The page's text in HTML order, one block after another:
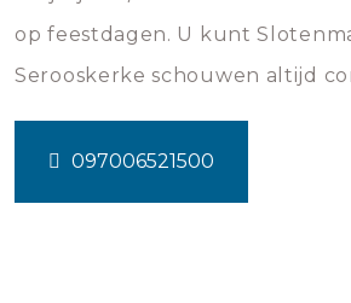
op feestdagen. U kunt
Serooskerke schouwen altijd
097006521500